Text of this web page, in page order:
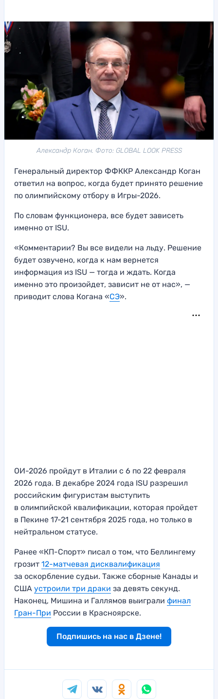
Александр Коган. Фото: GLOBAL LOOK PRESS
Генеральный директор ФФККР Александр Коган
ответил на вопрос, когда будет принято решение
по олимпийскому отбору в Игры-2026.
По словам функционера, все будет зависеть
именно от ISU.
«Комментарии? Вы все видели на льду. Решение
будет озвучено, когда к нам вернется
информация из ISU — тогда и ждать. Когда
именно это произойдет, зависит не от нас», —
приводит слова Когана «СЭ».
ОИ-2026 пройдут в Италии с 6 по 22 февраля
2026 года. В декабре 2024 года ISU разрешил
российским фигуристам выступить
в олимпийской квалификации, которая пройдет
в Пекине 17-21 сентября 2025 года, но только в
нейтральном статусе.
Ранее «КП-Спорт» писал о том, что Беллингему
грозит 12-матчевая дисквалификация
за оскорбление судьи. Также сборные Канады и
США устроили три драки за девять секунд.
Наконец, Мишина и Галлямов выиграли финал
Гран-При России в Красноярске.
Подпишись на нас в Дзене!